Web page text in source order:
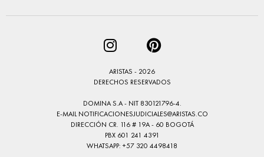
ARISTAS - 2026
DERECHOS RESERVADOS
DOMINA S.A - NIT 830121796-4.
E-MAILNOTIFICACIONESJUDICIALES@ARISTAS.CO
DIRECCIÓN CR. 116 # 19A - 60 BOGOTÁ
PBX 601 241 4391
WHATSAPP: +57 320 4498418